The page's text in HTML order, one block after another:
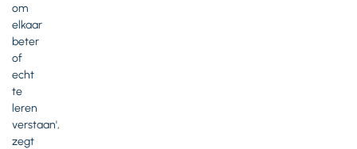
om
elkaar
beter
of
echt
te
leren
verstaan',
zegt